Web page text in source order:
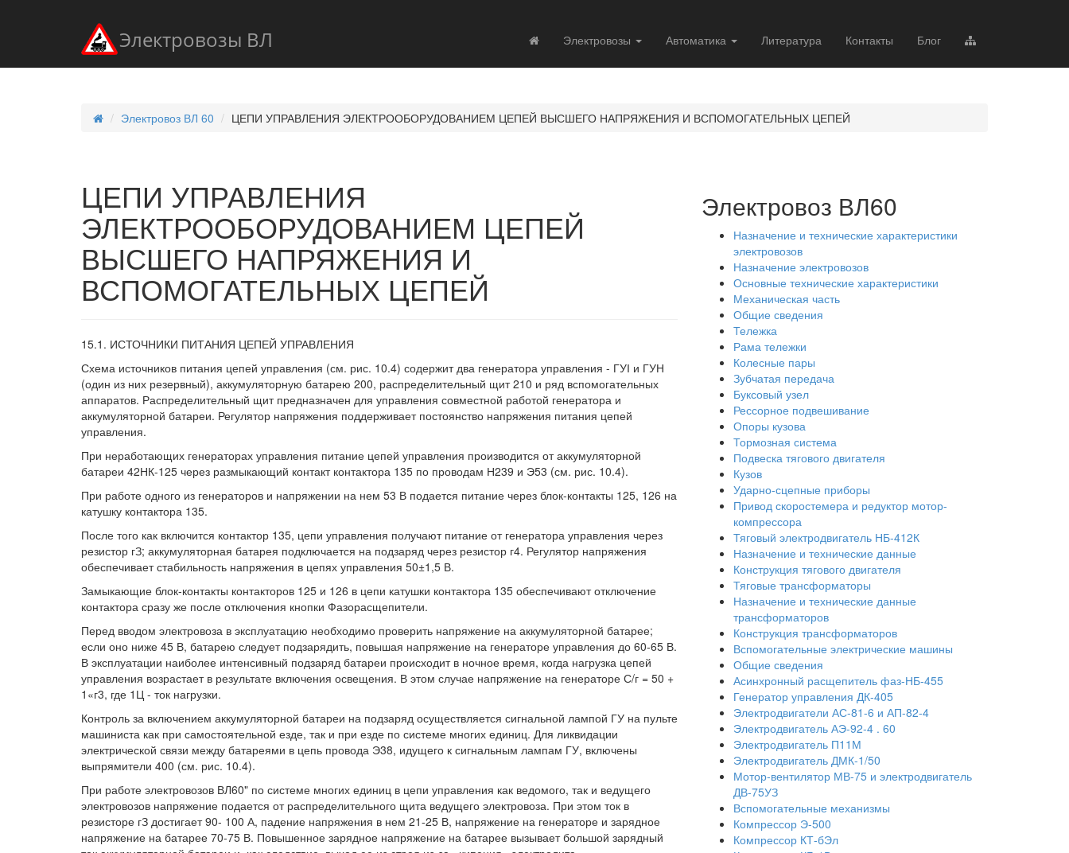
Электровозы ВЛ Электровозы Автоматика Литература Контакты Блог
Электровоз ВЛ 60 ЦЕПИ УПРАВЛЕНИЯ ЭЛЕКТРООБОРУДОВАНИЕМ ЦЕПЕЙ ВЫСШЕГО НАПРЯЖЕНИЯ И ВСПОМОГАТЕЛЬНЫХ ЦЕПЕЙ
ЦЕПИ УПРАВЛЕНИЯ
ЭЛЕКТРООБОРУДОВАНИЕМ ЦЕПЕЙ
ВЫСШЕГО НАПРЯЖЕНИЯ И
ВСПОМОГАТЕЛЬНЫХ ЦЕПЕЙ
15.1. ИСТОЧНИКИ ПИТАНИЯ ЦЕПЕЙ УПРАВЛЕНИЯ
Схема источников питания цепей управления (см. рис. 10.4) содержит два генератора управления - ГУІ и ГУН
(один из них резервный), аккумуляторную батарею 200, распределительный щит 210 и ряд вспомогательных
аппаратов. Распределительный щит предназначен для управления совместной работой генератора и
аккумуляторной батареи. Регулятор напряжения поддерживает постоянство напряжения питания цепей
управления.
При неработающих генераторах управления питание цепей управления производится от аккумуляторной
батареи 42НК-125 через размыкающий контакт контактора 135 по проводам Н239 и Э53 (см. рис. 10.4).
При работе одного из генераторов и напряжении на нем 53 В подается питание через блок-контакты 125, 126 на
катушку контактора 135.
После того как включится контактор 135, цепи управления получают питание от генератора управления через
резистор гЗ; аккумуляторная батарея подключается на подзаряд через резистор г4. Регулятор напряжения
обеспечивает стабильность напряжения в цепях управления 50±1,5 В.
Замыкающие блок-контакты контакторов 125 и 126 в цепи катушки контактора 135 обеспечивают отключение
контактора сразу же после отключения кнопки Фазорасщепители.
Перед вводом электровоза в эксплуатацию необходимо проверить напряжение на аккумуляторной батарее;
если оно ниже 45 В, батарею следует подзарядить, повышая напряжение на генераторе управления до 60-65 В.
В эксплуатации наиболее интенсивный подзаряд батареи происходит в ночное время, когда нагрузка цепей
управления возрастает в результате включения освещения. В этом случае напряжение на генераторе С/г = 50 +
1«г3, где 1Ц - ток нагрузки.
Контроль за включением аккумуляторной батареи на подзаряд осуществляется сигнальной лампой ГУ на пульте
машиниста как при самостоятельной езде, так и при езде по системе многих единиц. Для ликвидации
электрической связи между батареями в цепь провода Э38, идущего к сигнальным лампам ГУ, включены
выпрямители 400 (см. рис. 10.4).
При работе электровозов ВЛ60" по системе многих единиц в цепи управления как ведомого, так и ведущего
электровозов напряжение подается от распределительного щита ведущего электровоза. При этом ток в
резисторе гЗ достигает 90- 100 А, падение напряжения в нем 21-25 В, напряжение на генераторе и зарядное
напряжение на батарее 70-75 В. Повышенное зарядное напряжение на батарее вызывает большой зарядный
Электровоз ВЛ60
Назначение и технические характеристики
электровозов
Назначение электровозов
Основные технические характеристики
Механическая часть
Общие сведения
Тележка
Рама тележки
Колесные пары
Зубчатая передача
Буксовый узел
Рессорное подвешивание
Опоры кузова
Тормозная система
Подвеска тягового двигателя
Кузов
Ударно-сцепные приборы
Привод скоростемера и редуктор мотор-
компрессора
Тяговый электродвигатель НБ-412К
Назначение и технические данные
Конструкция тягового двигателя
Тяговые трансформаторы
Назначение и технические данные
трансформаторов
Конструкция трансформаторов
Вспомогательные электрические машины
Общие сведения
Асинхронный расщепитель фаз-НБ-455
Генератор управления ДК-405
Электродвигатели АС-81-6 и АП-82-4
Электродвигатель АЭ-92-4 . 60
Электродвигатель П11М
Электродвигатель ДМК-1/50
Мотор-вентилятор МВ-75 и электродвигатель
ДВ-75УЗ
Вспомогательные механизмы
Компрессор Э-500
Компрессор КТ-бЭл